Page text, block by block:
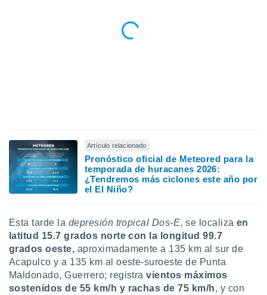
contenido
medir el
de la
el
del
de
o a través
de
de
de
uso de
Artículo relacionado
Pronóstico oficial de Meteored para la
temporada de huracanes 2026:
¿Tendremos más ciclones este año por
el El Niño?
Esta tarde la depresión tropical Dos-E, se localiza en
latitud 15.7 grados norte con la longitud 99.7
grados oeste, aproximadamente a 135 km al sur de
Acapulco y a 135 km al oeste-suroeste de Punta
Maldonado, Guerrero; registravientos máximos
sostenidos de 55 km/h y rachas de 75 km/h, y con